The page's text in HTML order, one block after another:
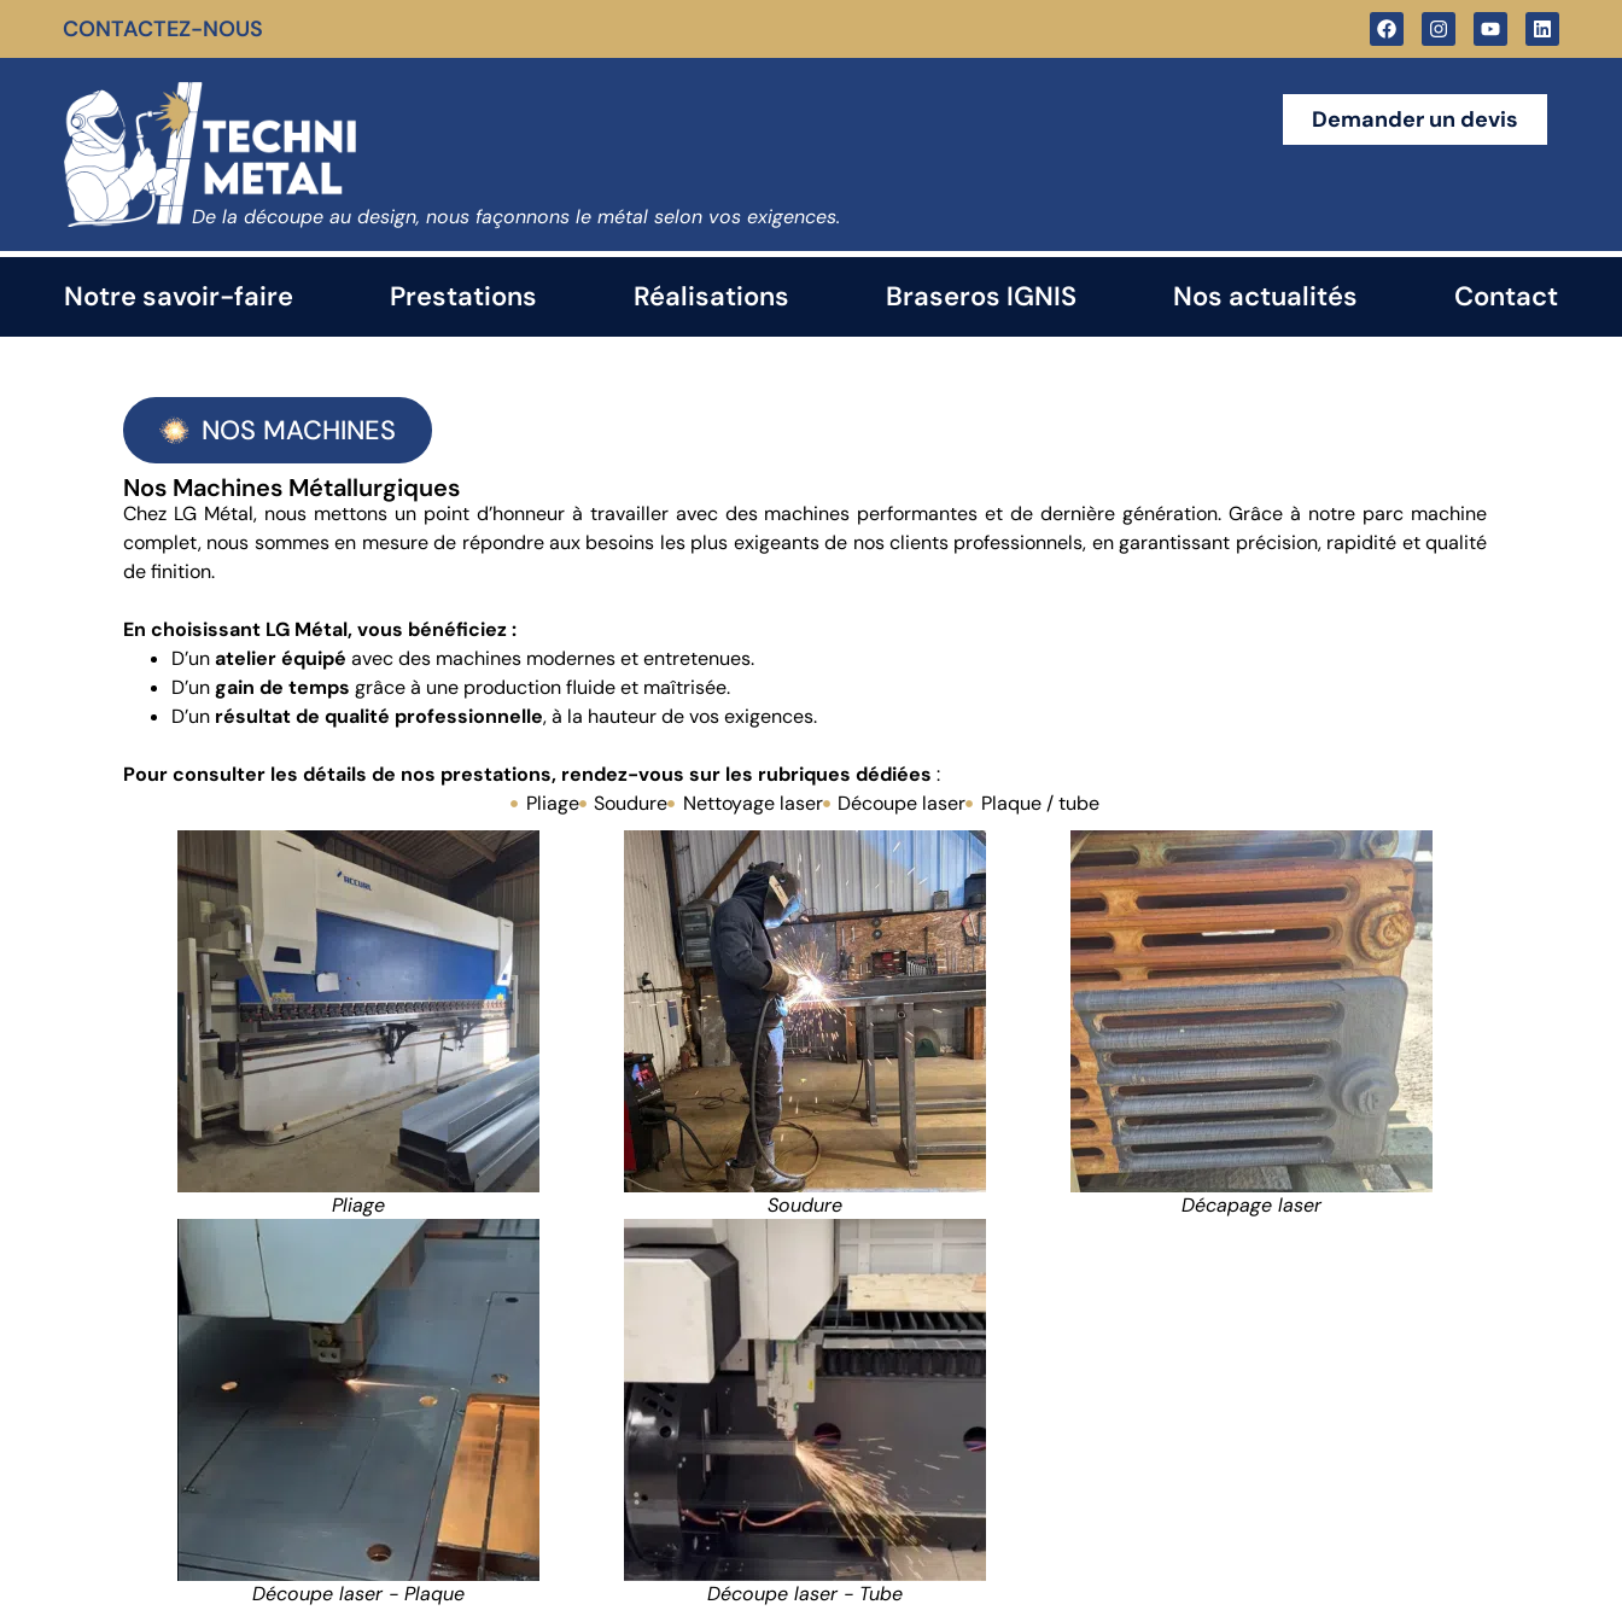
CONTACTEZ-NOUS
De la découpe au design, nous façonnons le métal selon vos exigences.
Demander un devis
Notre savoir-faire Prestations Réalisations Braseros IGNIS Nos actualités Contact
NOS MACHINES
Nos Machines Métallurgiques
Chez LG Métal, nous mettons un point d’honneur à travailler avec des machines performantes et de dernière génération. Grâce à notre parc machine
complet, nous sommes en mesure de répondre aux besoins les plus exigeants de nos clients professionnels, en garantissant précision, rapidité et qualité
de finition.
En choisissant LG Métal, vous bénéficiez :
D’unatelier équipé avec des machines modernes et entretenues.
D’ungain de temps grâce à une production fluide et maîtrisée.
D’un résultat de qualité professionnelle, à la hauteur de vos exigences.
Pour consulter les détails de nos prestations, rendez-vous sur les rubriques dédiées :
Pliage Soudure Nettoyage laser Découpe laser Plaque / tube
Pliage Soudure Décapage laser
Découpe laser - Plaque Découpe laser - Tube